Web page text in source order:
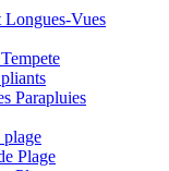
Longues-Vues
Parapluies
plage
Plage